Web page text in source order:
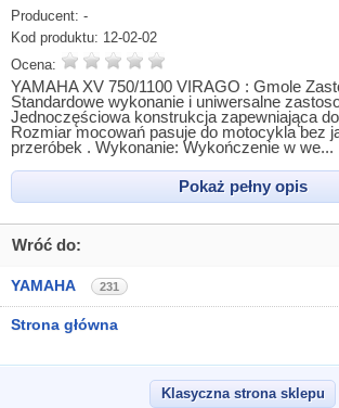
Producent: -
Kod produktu: 12-02-02
Ocena:
YAMAHA XV 750/1100 VIRAGO : Gmole
Standardowe wykonanie i uniwersalne
Jednoczęściowa konstrukcja zapewniająca
Rozmiar mocowań pasuje do motocykla bez
przeróbek . Wykonanie: Wykończenie w we...
Pokaż pełny opis
Wróć do:
YAMAHA 231
Strona główna
Klasyczna strona sklepu